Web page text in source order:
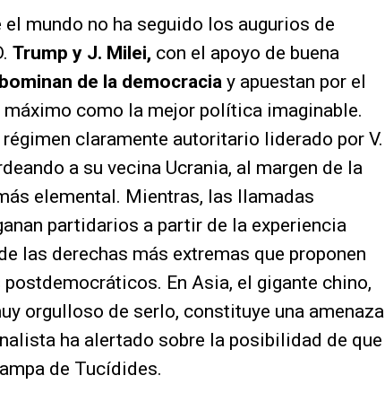
el mundo no ha seguido los augurios de
Trump y J. Milei, con el apoyo de buena
de la democracia y apuestan por el
como la mejor política imaginable.
régimen claramente autoritario liderado por V.
a su vecina Ucrania, al margen de la
elemental. Mientras, las llamadas
partidarios a partir de la experiencia
las derechas más extremas que proponen
En Asia, el gigante chino,
orgulloso de serlo, constituye una amenaza
ha alertado sobre la posibilidad de que
de Tucídides.